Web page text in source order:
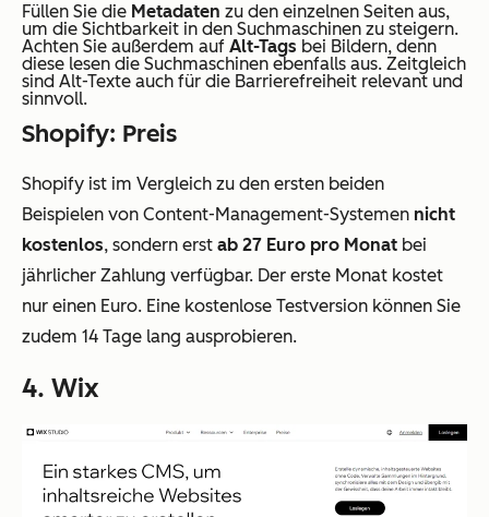
Füllen Sie die Metadaten zu den einzelnen Seiten aus,
um die Sichtbarkeit in den Suchmaschinen zu steigern.
Achten Sie außerdem auf Alt-Tags bei Bildern, denn
diese lesen die Suchmaschinen ebenfalls aus. Zeitgleich
sind Alt-Texte auch für die Barrierefreiheit relevant und
sinnvoll.
Shopify: Preis
Shopify ist im Vergleich zu den ersten beiden
Beispielen von Content-Management-Systemen nicht
kostenlos, sondern erst ab 27 Euro pro Monat bei
jährlicher Zahlung verfügbar. Der erste Monat kostet
nur einen Euro. Eine kostenlose Testversion können Sie
zudem 14 Tage lang ausprobieren.
4. Wix